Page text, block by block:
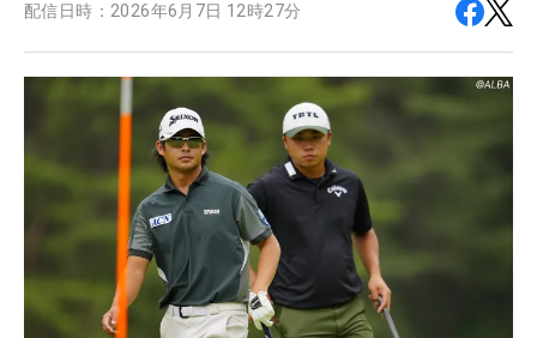
配信日時： 2026年6月7日 12時27分